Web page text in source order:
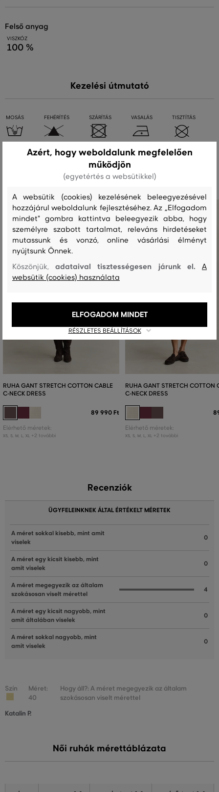
felső anyag
VISZKÓZ
100 %
Kezelési útmutató
MOSÁS FEHÉRÍTÉS SZÁRÍTÁS VASALÁS TISZTÍTÁS
Ajánlott termékek
RUHA GANT STRETCH COTTON CABLE
C-NECK DRESS
89 990 Ft
Elérhető méretek:
XS S M L XL +2 további
RUHA GANT STRETCH COTTON
C-NECK DRESS
Elérhető méretek:
XS S M L XL +2 további
Recenziók
ÜGYFELEINKNEK ÁLTAL ÉRTÉKELT MÉRETEK
A méret sokkal kisebb, mint amit
viselek
0
A méret egy kicsit kisebb, mint
amit viselek
0
A méret megegyezik az általam
szokásosan viselt mérettel
4
A méret egy kicsit nagyobb, mint
amit általában viselek
0
A méret sokkal nagyobb, mint
amit viselek
0
Szín
Méret:
40
Hogy áll?: A méret megegyezik az általam
szokásosan viselt mérettel
Katalin P.
Női ruhák mérettáblázata
Azért, hogy weboldalunk megfelelően
működjön
(egyetértés a websütikkel)
A websütik (cookies) kezelésének beleegyezésével
hozzájárul weboldalunk fejlesztéséhez. Az „Elfogadom
mindet" gombra kattintva beleegyezik abba, hogy
személyre szabott tartalmat, releváns hirdetéseket
mutassunk és vonzó, online vásárlási élményt
nyújtsunk Önnek.
Köszönjük,adataival tisztességesen járunk el.A
websütik (cookies) használata
RÉSZLETES BEÁLLÍTÁSOK
ELFOGADOM MINDET